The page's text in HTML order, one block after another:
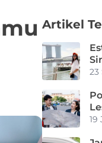
Artikel
23
19